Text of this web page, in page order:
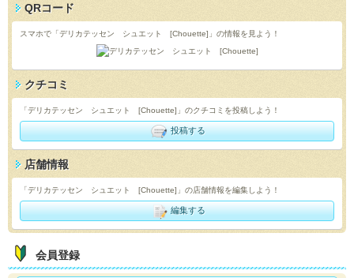
QRコード
スマホで「デリカテッセン シュエット [Chouette]」の情報を見よう！
クチコミ
「デリカテッセン シュエット [Chouette]」のクチコミを投稿しよう！
投稿する
店舗情報
「デリカテッセン シュエット [Chouette]」の店舗情報を編集しよう！
編集する
会員登録